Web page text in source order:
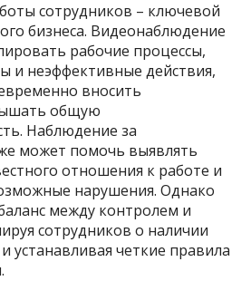
сотрудников – ключевой
бизнеса. Видеонаблюдение
рабочие процессы,
и неэффективные действия,
вносить
общую
Наблюдение за
может помочь выявлять
отношения к работе и
нарушения. Однако
между контролем и
сотрудников о наличии
устанавливая четкие правила